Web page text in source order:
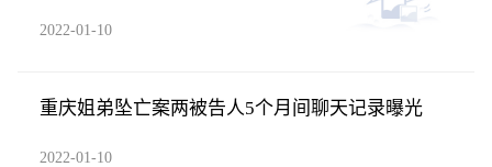
2022-01-10
重庆姐弟坠亡案两被告人5个月间聊天记录曝光
2022-01-10